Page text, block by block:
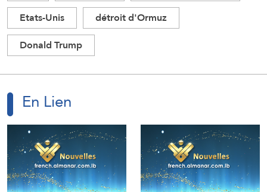
Etats-Unis
détroit d'Ormuz
Donald Trump
En Lien